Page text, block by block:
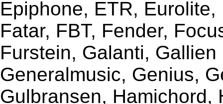
Epiphone, ETR,
Fatar, FBT, Fender,
Furstein, Galanti,
Generalmusic, Genius,
Gulbransen, Hamichord,